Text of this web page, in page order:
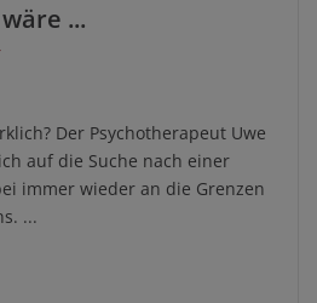
...
Der Psychotherapeut Uwe
auf die Suche nach einer
immer wieder an die Grenzen
...